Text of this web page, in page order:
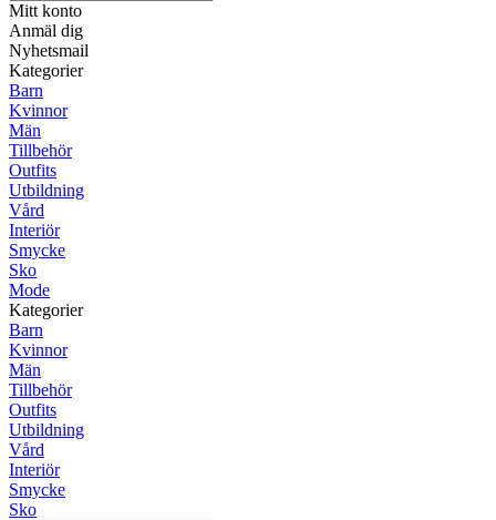
Mitt konto
Anmäl dig
Nyhetsmail
Kategorier
Barn
Kvinnor
Män
Tillbehör
Outfits
Utbildning
Vård
Interiör
Smycke
Sko
Mode
Kategorier
Barn
Kvinnor
Män
Tillbehör
Outfits
Utbildning
Vård
Interiör
Smycke
Sko